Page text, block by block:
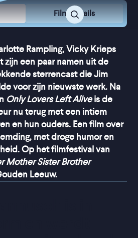
Film Details
Rampling, Vicky Krieps
zijn een paar namen uit de
sterrencast die Jim
voor zijn nieuwste werk. Na
Only Lovers Left Aliveis de
nu terug met een intiem
en hun ouders. Een film over
met droge humor en
Op het filmfestival van
Mother Sister Brother
Leeuw.